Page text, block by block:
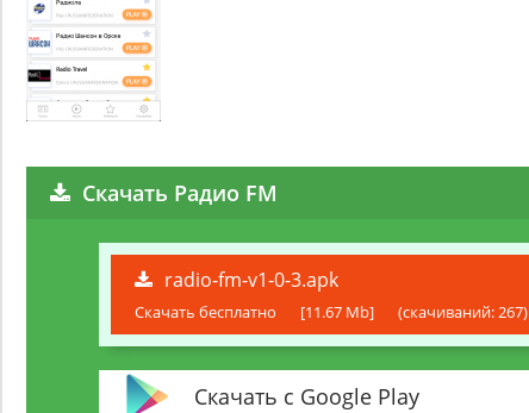
Скачать Радио FM
radio-fm-v1-0-3.apk
Скачать бесплатно [11.67 Mb] (cкачиваний: 267)
Скачать с Google Play